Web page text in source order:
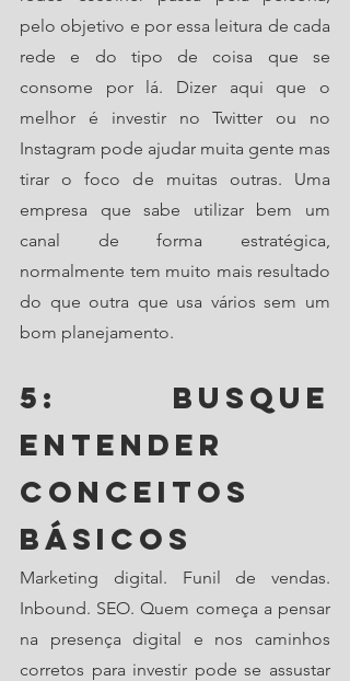
pelo objetivo e por essa leitura de cada
rede e do tipo de coisa que se
consome por lá. Dizer aqui que o
melhor é investir no Twitter ou no
Instagram pode ajudar muita gente mas
tirar o foco de muitas outras. Uma
empresa que sabe utilizar bem um
canal de forma estratégica,
normalmente tem muito mais resultado
do que outra que usa vários sem um
bom planejamento.
5: Busque
entender
conceitos
básicos
Marketing digital. Funil de vendas.
Inbound. SEO. Quem começa a pensar
na presença digital e nos caminhos
corretos para investir pode se assustar